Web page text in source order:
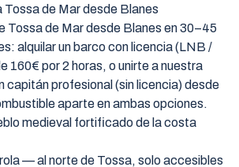
de Mar desde Blanes
Tossa de Mar desde Blanes en 30–45
alquilar un barco con licencia (LNB /
160€ por 2 horas, o unirte a nuestra
capitán profesional (sin licencia) desde
aparte en ambas opciones.
medieval fortificado de la costa
— al norte de Tossa, solo accesibles